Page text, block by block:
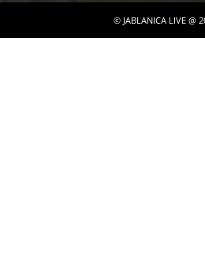
© JABLANICA LIVE @